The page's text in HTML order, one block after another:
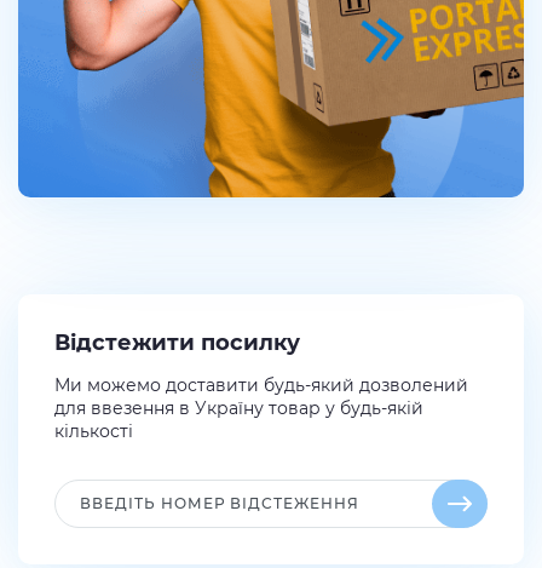
Відстежити посилку
Ми можемо доставити будь-який дозволений
для ввезення в Україну товар у будь-якій
кількості